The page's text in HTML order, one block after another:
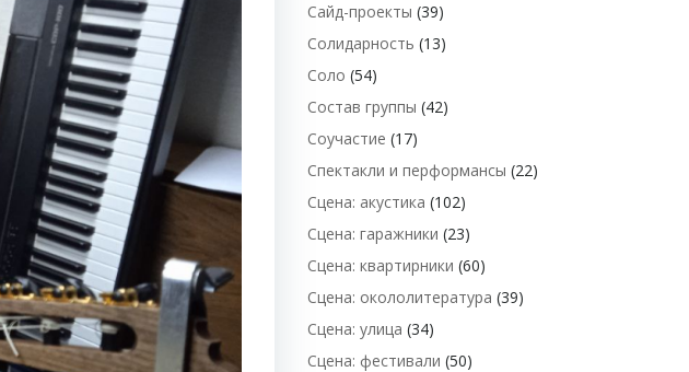
Сайд-проекты (39)
Солидарность (13)
Соло (54)
Состав группы (42)
Соучастие (17)
Спектакли и перформансы (22)
Сцена: акустика (102)
Сцена: гаражники (23)
Сцена: квартирники (60)
Сцена: окололитература (39)
Сцена: улица (34)
Сцена: фестивали (50)